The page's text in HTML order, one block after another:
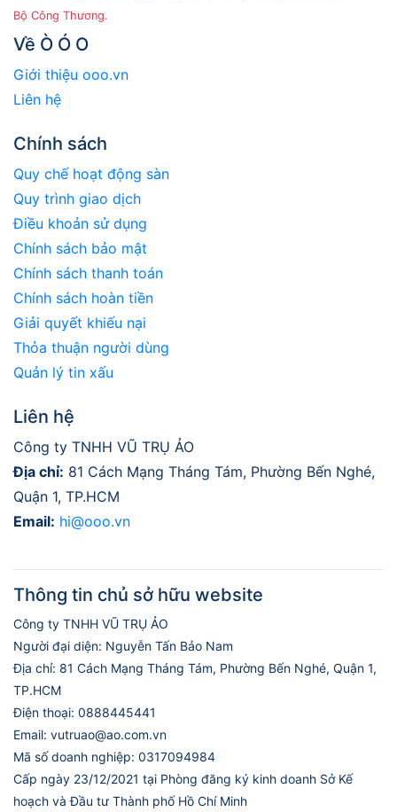
Bộ Công Thương.
Về Ò Ó O
Giới thiệu ooo.vn
Liên hệ
Chính sách
Quy chế hoạt động sàn
Quy trình giao dịch
Điều khoản sử dụng
Chính sách bảo mật
Chính sách thanh toán
Chính sách hoàn tiền
Giải quyết khiếu nại
Thỏa thuận người dùng
Quản lý tin xấu
Liên hệ
Công ty TNHH VŨ TRỤ ẢO
Địa chỉ: 81 Cách Mạng Tháng Tám, Phường Bến Nghé,
Quận 1, TP.HCM
Email: hi@ooo.vn
Thông tin chủ sở hữu website
Công ty TNHH VŨ TRỤ ẢO
Người đại diện: Nguyễn Tấn Bảo Nam
Địa chỉ: 81 Cách Mạng Tháng Tám, Phường Bến Nghé, Quận 1,
TP.HCM
Điện thoại: 0888445441
Email: vutruao@ao.com.vn
Mã số doanh nghiệp: 0317094984
Cấp ngày 23/12/2021 tại Phòng đăng ký kinh doanh Sở Kế
hoạch và Đầu tư Thành phố Hồ Chí Minh